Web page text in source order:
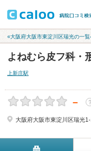
«大阪府大阪市東淀川区瑞光の一覧
よねむら皮フ科・
上新庄駅
－ ？
大阪府大阪市東淀川区瑞光